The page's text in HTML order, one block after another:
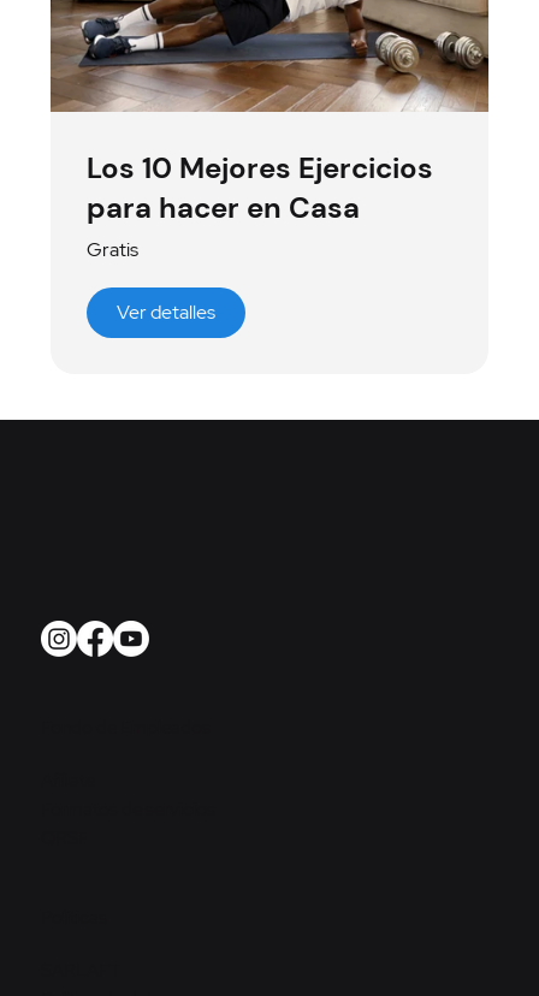
Los 10 Mejores Ejercicios
para hacer en Casa
Gratis
Ver detalles